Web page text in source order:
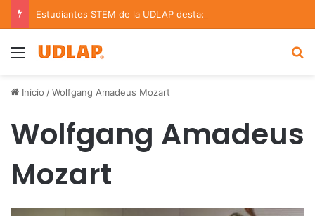
Menu
Inicio /Wolfgang Amadeus Mozart
Wolfgang Amadeus
Mozart